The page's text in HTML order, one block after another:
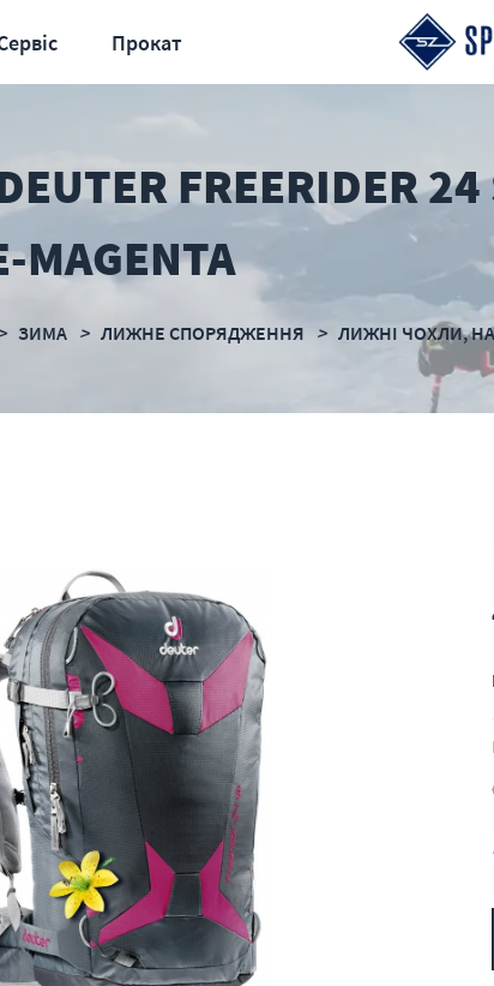
Прокат
FREERIDER
MAGENTA
ЗИМА ЛИЖНЕ СПОРЯДЖЕННЯ ЛИЖНІ ЧОХЛИ,